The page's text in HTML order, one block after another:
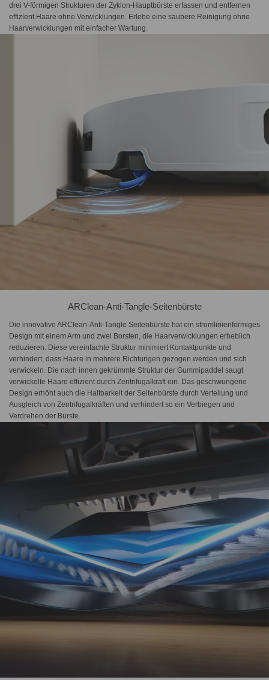
drei V-förmigen Strukturen der Zyklon-Hauptbürste erfassen und entfernen
effizient Haare ohne Verwicklungen. Erlebe eine saubere Reinigung ohne
Haarverwicklungen mit einfacher Wartung.
ARClean-Anti-Tangle-Seitenbürste
Die innovative ARClean-Anti-Tangle Seitenbürste hat ein stromlinienförmiges
Design mit einem Arm und zwei Borsten, die Haarverwicklungen erheblich
reduzieren. Diese vereinfachte Struktur minimiert Kontaktpunkte und
verhindert, dass Haare in mehrere Richtungen gezogen werden und sich
verwickeln. Die nach innen gekrümmte Struktur der Gummipaddel saugt
verwickelte Haare effizient durch Zentrifugalkraft ein. Das geschwungene
Design erhöht auch die Haltbarkeit der Seitenbürste durch Verteilung und
Ausgleich von Zentrifugalkräften und verhindert so ein Verbiegen und
Verdrehen der Bürste.